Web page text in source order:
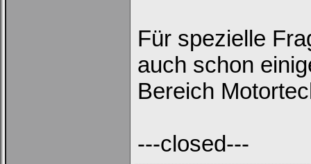
Für spezielle
auch schon
Bereich
---closed---